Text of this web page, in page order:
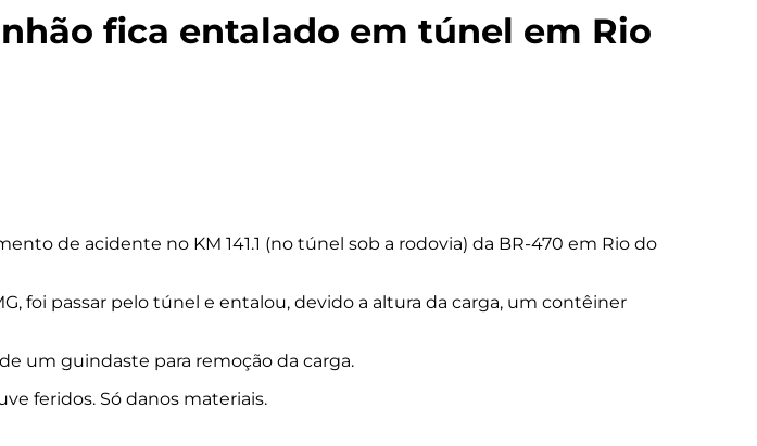
fica entalado em túnel em Rio
de acidente no KM 141.1 (no túnel sob a rodovia) da BR-470 em Rio do
foi passar pelo túnel e entalou, devido a altura da carga, um contêiner
um guindaste para remoção da carga.
feridos. Só danos materiais.